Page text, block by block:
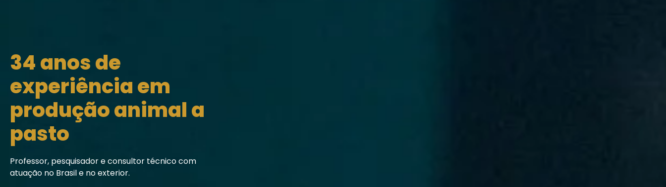
34 anos de
experiência em
produção animal a
pasto
Professor, pesquisador e consultor técnico com
atuação no Brasil e no exterior.